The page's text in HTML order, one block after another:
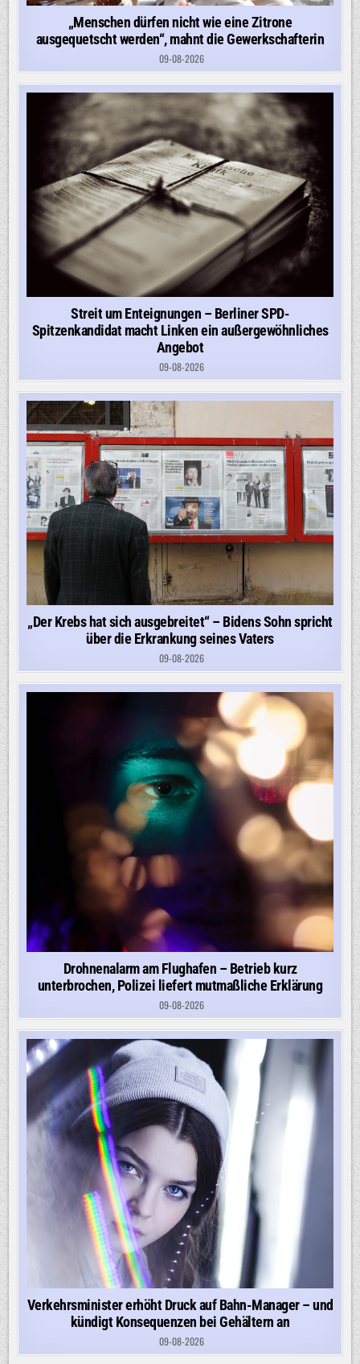
„Menschen dürfen nicht wie eine Zitrone
ausgequetscht werden“, mahnt die Gewerkschafterin
09-08-2026
Streit um Enteignungen – Berliner SPD-
Spitzenkandidat macht Linken ein außergewöhnliches
Angebot
09-08-2026
„Der Krebs hat sich ausgebreitet“ – Bidens Sohn spricht
über die Erkrankung seines Vaters
09-08-2026
Drohnenalarm am Flughafen – Betrieb kurz
unterbrochen, Polizei liefert mutmaßliche Erklärung
09-08-2026
Verkehrsminister erhöht Druck auf Bahn-Manager – und
kündigt Konsequenzen bei Gehältern an
09-08-2026